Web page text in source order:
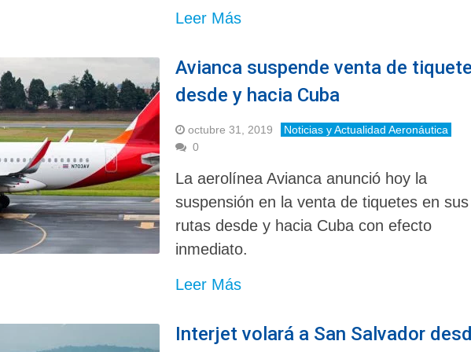
Leer Más
Avianca suspende venta de
desde y hacia Cuba
octubre 31, 2019
Noticias y Actualidad Aeronáutica
0
La aerolínea Avianca anunció hoy la
suspensión en la venta de tiquetes en sus
rutas desde y hacia Cuba con efecto
inmediato.
Leer Más
Interjet volará a San Salvador